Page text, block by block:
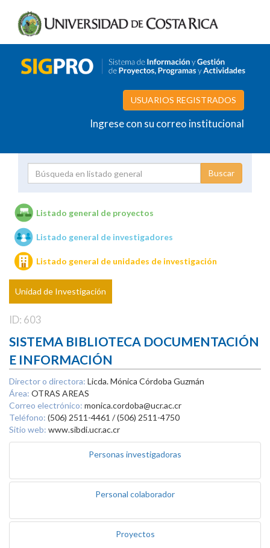
USUARIOS REGISTRADOS
Ingrese con su correo institucional
Unidades de investigación
Listado general de proyectos
Listado general de investigadores
Listado general de unidades de investigación
Unidad de Investigación
ID: 603
SISTEMA BIBLIOTECA DOCUMENTACIÓN
E INFORMACIÓN
Director o directora: Licda. Mónica Córdoba Guzmán
Área: OTRAS AREAS
Correo electrónico: monica.cordoba@ucr.ac.cr
Teléfono: (506) 2511-4461 / (506) 2511-4750
Sitio web: www.sibdi.ucr.ac.cr
Personas investigadoras
Personal colaborador
Proyectos